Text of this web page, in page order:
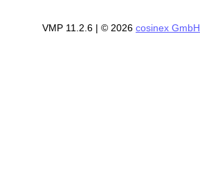
VMP 11.2.6 | © 2026 cosinex GmbH